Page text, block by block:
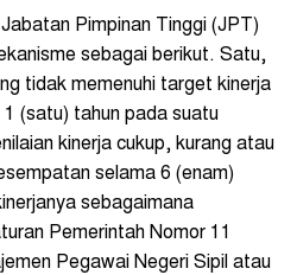
Pimpinan Tinggi (JPT)
sebagai berikut. Satu,
tidak memenuhi target kinerja
(satu) tahun pada suatu
kinerja cukup, kurang atau
selama 6 (enam)
sebagaimana
Pemerintah Nomor 11
Pegawai Negeri Sipil atau